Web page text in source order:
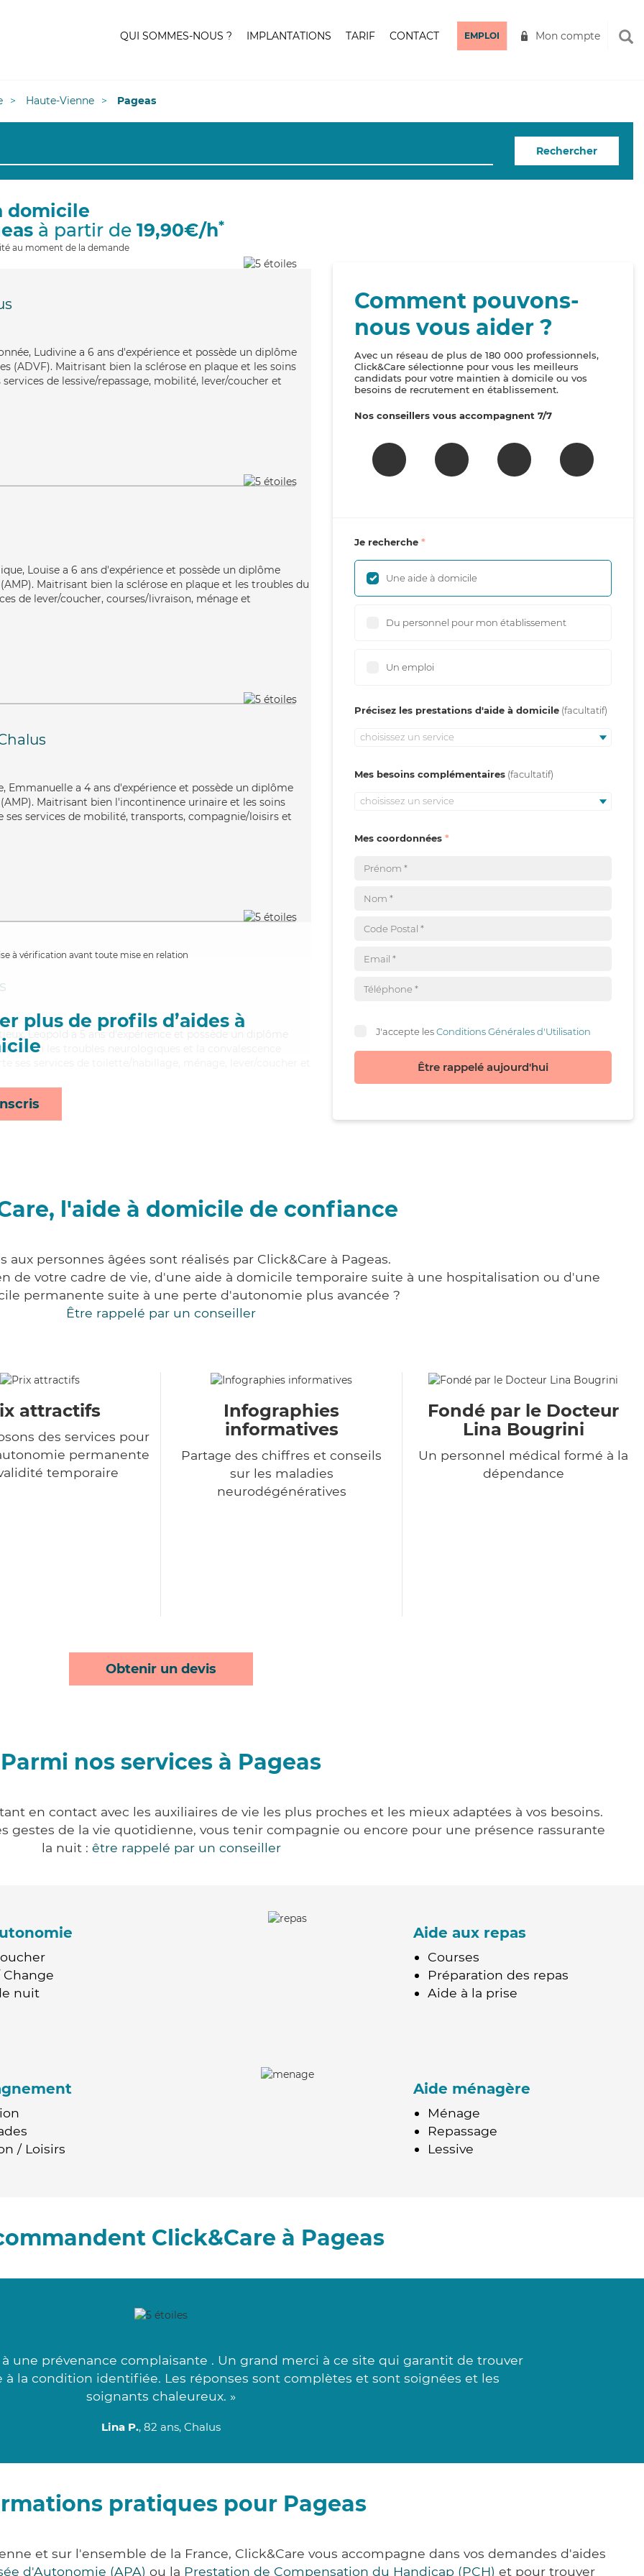
QUI SOMMES-NOUS ? IMPLANTATIONS TARIF CONTACT EMPLOI Mon compte
Haute-Vienne Pageas
Rechercher
domicile
à partir de 19,90€/h*
au moment de la demande
Ludivine a 6 ans d'expérience et possède un diplôme
(ADVF). Maitrisant bien la sclérose en plaque et les soins
de lessive/repassage, mobilité, lever/coucher et
Louise a 6 ans d'expérience et possède un diplôme
Maitrisant bien la sclérose en plaque et les troubles du
de lever/coucher, courses/livraison, ménage et
Emmanuelle a 4 ans d'expérience et possède un diplôme
Maitrisant bien l'incontinence urinaire et les soins
ses services de mobilité, transports, compagnie/loisirs et
à vérification avant toute mise en relation
plus de profils d’aides à
Leopold a 5 ans d'expérience et possède un diplôme
bien les troubles neurologiques et la convalescence
Comment pouvons-
nous vous aider ?
Avec un réseau de plus de 180 000 professionnels,
Click&Care sélectionne pour vous les meilleurs
candidats pour votre maintien à domicile ou vos
besoins de recrutement en établissement.
Nos conseillers vous accompagnent 7/7
Je recherche
Une aide à domicile
Du personnel pour mon établissement
Un emploi
Précisez les prestations d'aide à domicile
choisissez un service
Mes besoins complémentaires
choisissez un service
Mes coordonnées
J'accepte lesConditions Générales d'Utilisation
Être rappelé aujourd'hui
l'aide à domicile de confiance
aux personnes âgées sont réalisés par Click&Care à Pageas.
de votre cadre de vie, d'une aide à domicile temporaire suite à une hospitalisation ou d'une
permanente suite à une perte d'autonomie plus avancée ?
Être rappelé par un conseiller
attractifs
des services pour
permanente
temporaire
Infographies
informatives
Partage des chiffres et conseils
sur les maladies
neurodégénératives
Fondé par le Docteur
Lina Bougrini
Un personnel médical formé à la
dépendance
Obtenir un devis
Parmi nos services à Pageas
en contact avec les auxiliaires de vie les plus proches et les mieux adaptées à vos besoins.
gestes de la vie quotidienne, vous tenir compagnie ou encore pour une présence rassurante
la nuit : être rappelé par un conseiller
nuit
Aide aux repas
Courses
Préparation des repas
Aide à la prise
/ Loisirs
Aide ménagère
Ménage
Repassage
Lessive
Click&Care à Pageas
une prévenance complaisante . Un grand merci à ce site qui garantit de trouver
la condition identifiée. Les réponses sont complètes et sont soignées et les
soignants chaleureux. »
Lina P., 82 ans, Chalus
pratiques pour Pageas
et sur l'ensemble de la France, Click&Care vous accompagne dans vos demandes d'aides
d'Autonomie (APA) ou la Prestation de Compensation du Handicap (PCH) et pour trouver